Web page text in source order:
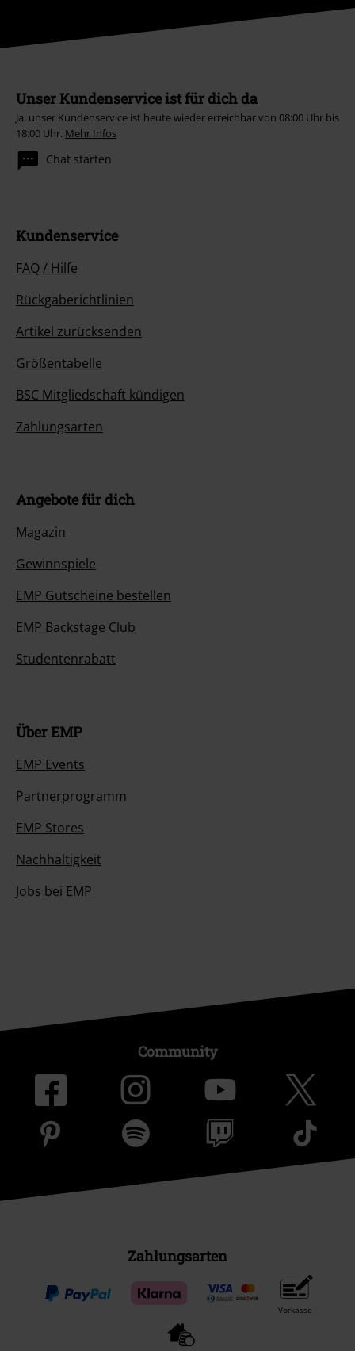
Unser Kundenservice ist für dich da
Ja, unser Kundenservice ist heute wieder erreichbar von 08:00 Uhr bis
18:00 Uhr. Mehr Infos
Chat starten
Kundenservice
FAQ / Hilfe
Rückgaberichtlinien
Artikel zurücksenden
Größentabelle
BSC Mitgliedschaft kündigen
Zahlungsarten
Angebote für dich
Magazin
Gewinnspiele
EMP Gutscheine bestellen
EMP Backstage Club
Studentenrabatt
Über EMP
EMP Events
Partnerprogramm
EMP Stores
Nachhaltigkeit
Jobs bei EMP
Community
Zahlungsarten
Vorkasse